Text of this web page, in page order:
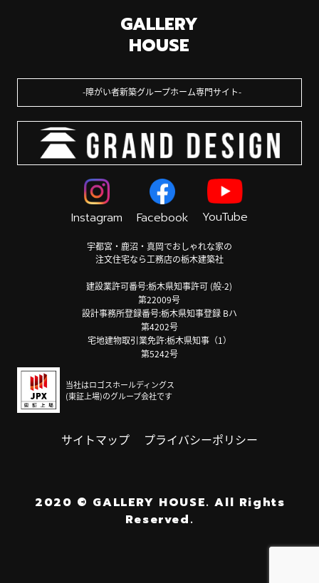
GALLERY
HOUSE
障がい者新築グループホーム専門サイト
Instagram Facebook YouTube
宇都宮・鹿沼・真岡でおしゃれな家の
注文住宅なら工務店の栃木建築社
建設業許可番号:栃木県知事許可 (般-2)
第22009号
設計事務所登録番号:栃木県知事登録 Bハ
第4202号
宅地建物取引業免許:栃木県知事（1）
第5242号
当社はロゴスホールディングス
(東証上場)のグループ会社です
サイトマップ プライバシーポリシー
2020 © GALLERY HOUSE. All Rights
Reserved.